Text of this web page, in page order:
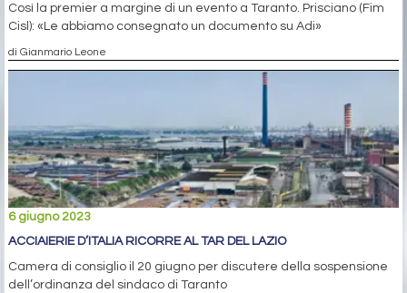
Così la premier a margine di un evento a Taranto. Prisciano (Fim
Cisl): «Le abbiamo consegnato un documento su Adi»
di Gianmario Leone
6 giugno 2023
ACCIAIERIE D’ITALIA RICORRE AL TAR DEL LAZIO
Camera di consiglio il 20 giugno per discutere della sospensione
dell’ordinanza del sindaco di Taranto